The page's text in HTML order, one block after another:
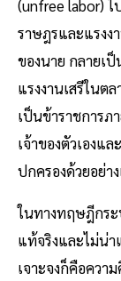
(unfree labor)
ราษฎรและแรง
ของนาย กลายเ
แรงงานเสรีในต
เป็นข้าราชการภ
เจ้าของตัวเองแ
ปกครองด้วยอย่า
ในทางทฤษฎีกระ
แท้จริงและไม่น่า
เจาะจงก็คือควา